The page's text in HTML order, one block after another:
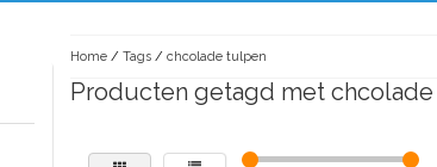
Home/ Tags/ chcolade tulpen
Producten getagd met